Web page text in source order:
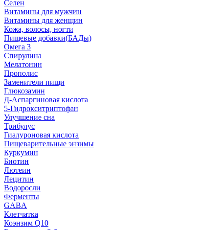
Селен
Витамины для мужчин
Витамины для женщин
Кожа, волосы, ногти
Пищевые добавки(БАДы)
Омега 3
Спирулина
Мелатонин
Прополис
Заменители пищи
Глюкозамин
Д-Аспаргиновая кислота
5-Гидрокситриптофан
Улучшение сна
Трибулус
Гиалуроновая кислота
Пищеварительные энзимы
Куркумин
Биотин
Лютеин
Лецитин
Водоросли
Ферменты
GABA
Клетчатка
Коэнзим Q10